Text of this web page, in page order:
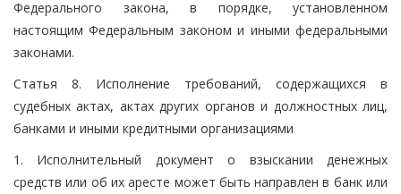
Федерального закона, в порядке, установленном
настоящим Федеральным законом и иными федеральными
законами.
Статья 8. Исполнение требований, содержащихся в
судебных актах, актах других органов и должностных лиц,
банками и иными кредитными организациями
1. Исполнительный документ о взыскании денежных
средств или об их аресте может быть направлен в банк или